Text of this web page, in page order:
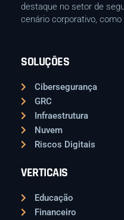
destaque no setor de
cenário corporativo,
SOLUÇÕES
Cibersegurança
GRC
Infraestrutura
Nuvem
Riscos Digitais
VERTICAIS
Educação
Financeiro